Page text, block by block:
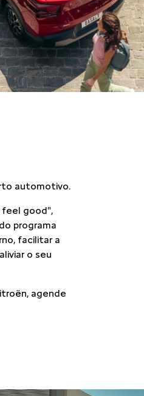
automotivo.
feel good",
programa
facilitar a
o seu
agende